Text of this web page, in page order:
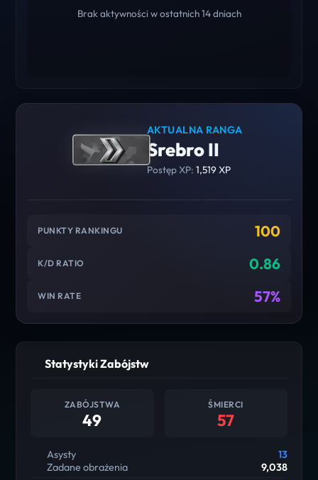
Brak aktywności w ostatnich 14 dniach
AKTUALNA RANGA
Srebro II
Postęp XP: 1,519 XP
PUNKTY RANKINGU 100
K/D RATIO 0.86
WIN RATE 57%
Statystyki Zabójstw
ZABÓJSTWA
49
ŚMIERCI
57
Asysty
13
Zadane obrażenia
9,038